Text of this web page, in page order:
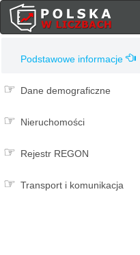
Podstawowe informacje
Dane demograficzne
Nieruchomości
Rejestr REGON
Transport i komunikacja